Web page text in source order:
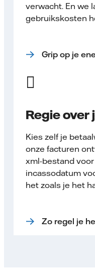
verwacht. En we
gebruikskosten
Grip op je
Regie over
Kies zelf je
onze facturen
xml-bestand
incassodatum
het zoals je het
Zo regel je